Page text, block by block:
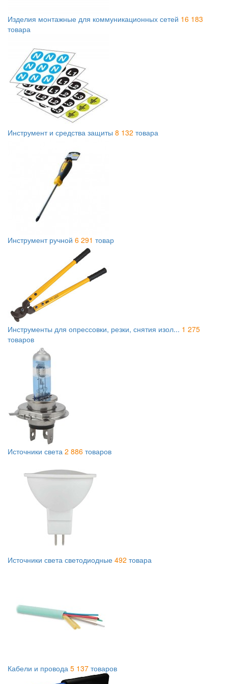
Изделия монтажные для коммуникационных сетей 16 183
товара
Инструмент и средства защиты 8 132 товара
Инструмент ручной 6 291 товар
Инструменты для опрессовки, резки, снятия изол... 1 275
товаров
Источники света 2 886 товаров
Источники света светодиодные 492 товара
Кабели и провода 5 137 товаров